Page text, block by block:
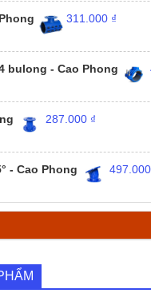
311.000 ₫
bulong - Cao Phong
287.000 ₫
- Cao Phong 497.000